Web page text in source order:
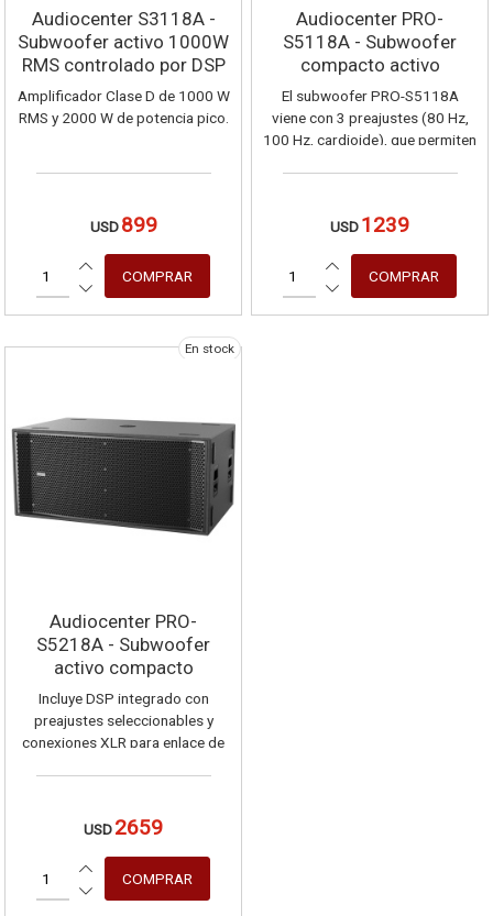
Audiocenter S3118A -
Subwoofer activo 1000W
RMS controlado por DSP
Amplificador Clase D de 1000 W
RMS y 2000 W de potencia pico.
USD 899
Audiocenter PRO-
S5118A - Subwoofer
compacto activo
controlado por DSP
El subwoofer PRO-S5118A
viene con 3 preajustes (80 Hz,
100 Hz, cardioide), que permiten
musicales.
USD1239
En stock
Audiocenter PRO-
S5218A - Subwoofer
activo compacto
controlado por DSP
Incluye DSP integrado con
preajustes seleccionables y
conexiones XLR para enlace de
USD2659